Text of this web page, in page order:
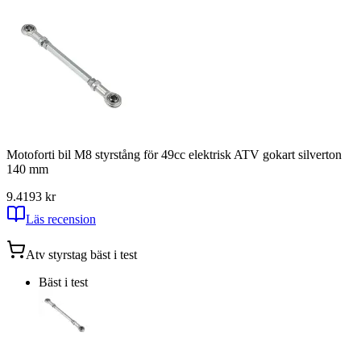
Motoforti bil M8 styrstång för 49cc elektrisk ATV gokart silverton
140 mm
9.4193 kr
Läs recension
Atv styrstag bäst i test
Bäst i test